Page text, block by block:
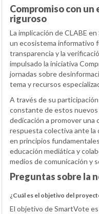
Compromiso con
riguroso
La implicación de CLABE
un ecosistema informativo
transparencia y la
impulsado la iniciativa
jornadas sobre
tema y recursos
A través de su
constante de estos
dedicación a promover una
respuesta colectiva ante la
en principios
educación mediática y
medios de comunicación y
Preguntas sobre la
¿Cuál es el objetivo del
El objetivo de SmartVote